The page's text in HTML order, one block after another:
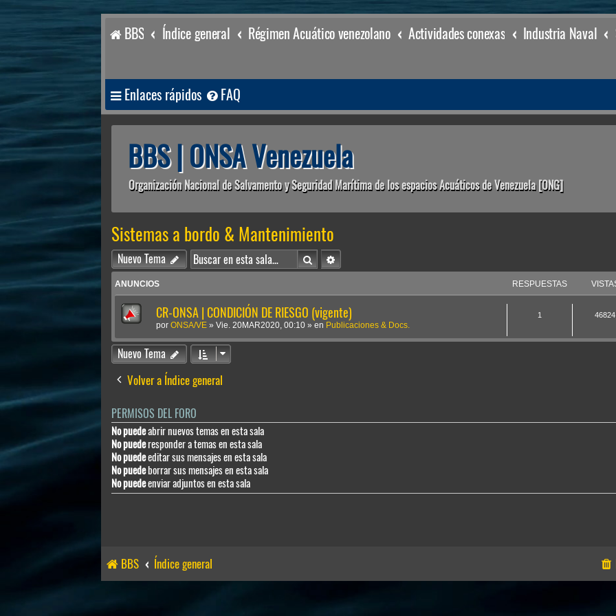
BBS Índice general Régimen Acuático venezolano Actividades conexas Industria Naval
Enlaces rápidos FAQ
BBS | ONSA Venezuela
Organización Nacional de Salvamento y Seguridad Marítima de los espacios Acuáticos de Venezuela [ONG]
Sistemas a bordo & Mantenimiento
Nuevo Tema BuscarBúsqueda avanzada
ANUNCIOS RESPUESTAS
CR-ONSA | CONDICIÓN DE RIESGO (vigente)
por ONSA/VE » Vie. 20MAR2020, 00:10 » en Publicaciones & Docs.
1 46824
Nuevo Tema
Volver a Índice general
PERMISOS DEL FORO
No puedeabrir nuevos temas en esta sala
No puederesponder a temas en esta sala
No puedeeditar sus mensajes en esta sala
No puedeborrar sus mensajes en esta sala
No puedeenviar adjuntos en esta sala
BBS Índice general